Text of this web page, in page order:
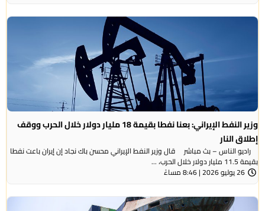
وزير النفط الإيراني: بعنا نفطا بقيمة 18 مليار دولار خلال الحرب ووقف
إطلاق النار
راديو الناس – بث مباشر قال وزير النفط الإيراني محسن باك نجاد إن إيران باعت نفطا
بقيمة 11.5 مليار دولار خلال الحرب، ...
26 يوليو 2026 | 8:46 مساءً